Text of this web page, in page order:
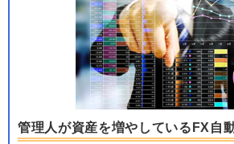
管理人が資産を増やしているFX自